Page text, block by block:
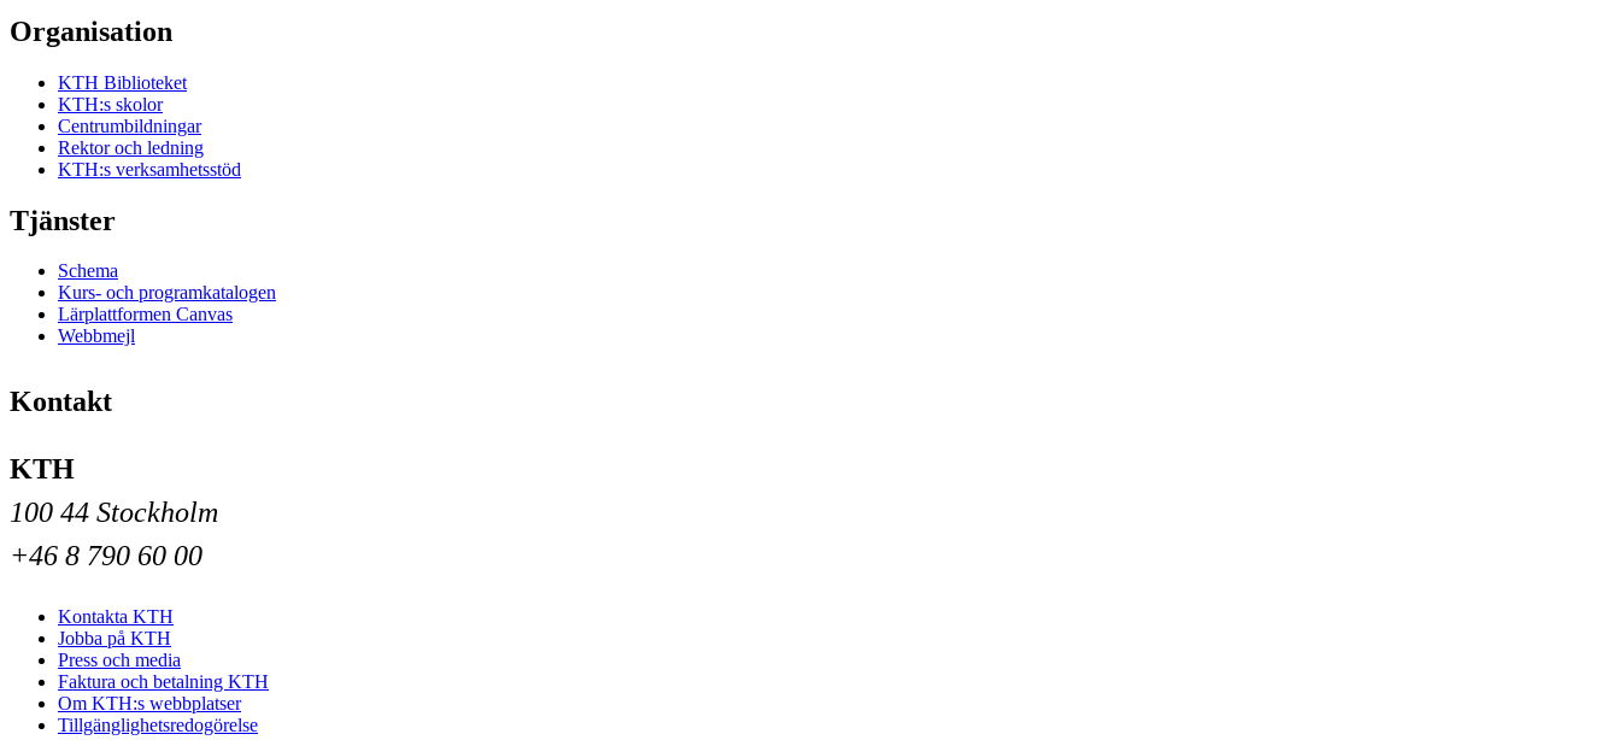
Organisation
KTH Biblioteket
KTH:s skolor
Centrumbildningar
Rektor och ledning
KTH:s verksamhetsstöd
Tjänster
Schema
Kurs- och programkatalogen
Lärplattformen Canvas
Webbmejl
Kontakt
KTH
100 44 Stockholm
+46 8 790 60 00
Kontakta KTH
Jobba på KTH
Press och media
Faktura och betalning KTH
Om KTH:s webbplatser
Tillgänglighetsredogörelse